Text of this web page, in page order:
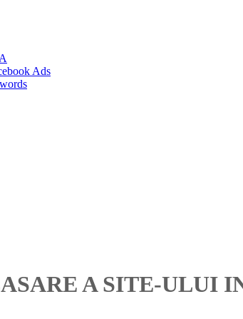
Ads
A SITE-ULUI